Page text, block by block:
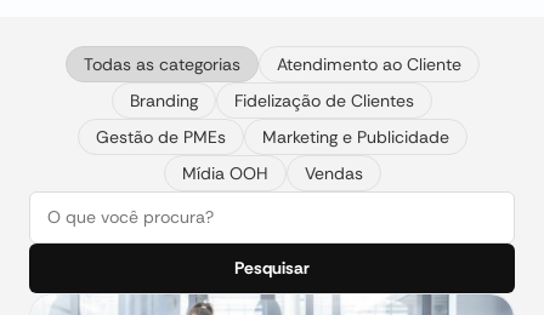
Todas as categorias
Atendimento ao Cliente
Branding
Fidelização de Clientes
Gestão de PMEs
Marketing e Publicidade
Mídia OOH
Vendas
Pesquisar